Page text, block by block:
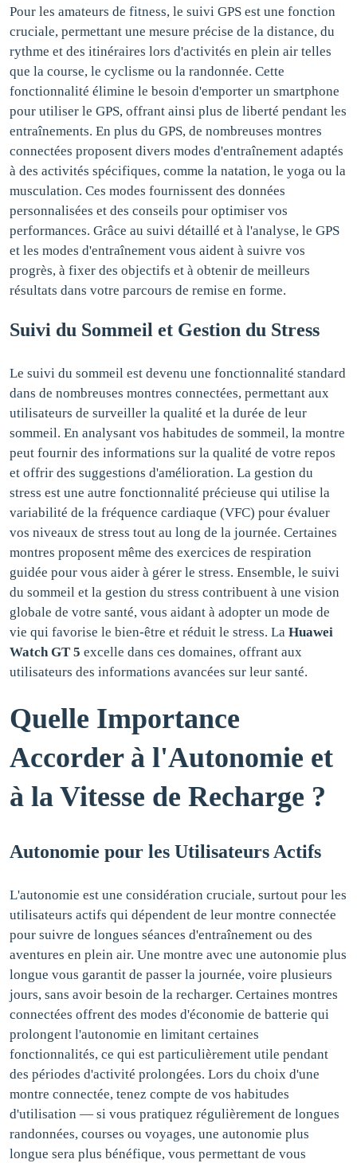
Pour les amateurs de fitness, le suivi GPS est une fonction
cruciale, permettant une mesure précise de la distance, du
rythme et des itinéraires lors d'activités en plein air telles
que la course, le cyclisme ou la randonnée. Cette
fonctionnalité élimine le besoin d'emporter un smartphone
pour utiliser le GPS, offrant ainsi plus de liberté pendant les
entraînements. En plus du GPS, de nombreuses montres
connectées proposent divers modes d'entraînement adaptés
à des activités spécifiques, comme la natation, le yoga ou la
musculation. Ces modes fournissent des données
personnalisées et des conseils pour optimiser vos
performances. Grâce au suivi détaillé et à l'analyse, le GPS
et les modes d'entraînement vous aident à suivre vos
progrès, à fixer des objectifs et à obtenir de meilleurs
résultats dans votre parcours de remise en forme.
Suivi du Sommeil et Gestion du Stress
Le suivi du sommeil est devenu une fonctionnalité standard
dans de nombreuses montres connectées, permettant aux
utilisateurs de surveiller la qualité et la durée de leur
sommeil. En analysant vos habitudes de sommeil, la montre
peut fournir des informations sur la qualité de votre repos
et offrir des suggestions d'amélioration. La gestion du
stress est une autre fonctionnalité précieuse qui utilise la
variabilité de la fréquence cardiaque (VFC) pour évaluer
vos niveaux de stress tout au long de la journée. Certaines
montres proposent même des exercices de respiration
guidée pour vous aider à gérer le stress. Ensemble, le suivi
du sommeil et la gestion du stress contribuent à une vision
globale de votre santé, vous aidant à adopter un mode de
vie qui favorise le bien-être et réduit le stress. La Huawei
Watch GT 5 excelle dans ces domaines, offrant aux
utilisateurs des informations avancées sur leur santé.
Quelle Importance
Accorder à l'Autonomie et
à la Vitesse de Recharge ?
Autonomie pour les Utilisateurs Actifs
L'autonomie est une considération cruciale, surtout pour les
utilisateurs actifs qui dépendent de leur montre connectée
pour suivre de longues séances d'entraînement ou des
aventures en plein air. Une montre avec une autonomie plus
longue vous garantit de passer la journée, voire plusieurs
jours, sans avoir besoin de la recharger. Certaines montres
connectées offrent des modes d'économie de batterie qui
prolongent l'autonomie en limitant certaines
fonctionnalités, ce qui est particulièrement utile pendant
des périodes d'activité prolongées. Lors du choix d'une
montre connectée, tenez compte de vos habitudes
d'utilisation — si vous pratiquez régulièrement de longues
randonnées, courses ou voyages, une autonomie plus
longue sera plus bénéfique, vous permettant de vous